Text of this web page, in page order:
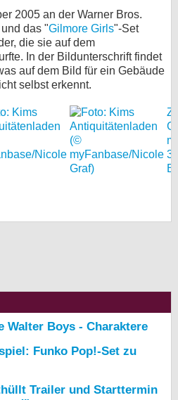
2005 an der Warner Bros.
das "Gilmore Girls"-Set
die sie auf dem
In der Bildunterschrift findet
auf dem Bild für ein Gebäude
selbst erkennt.
Walter Boys - Charaktere
Funko Pop!-Set zu
Trailer und Starttermin
bei X
bei Facebook
Kontakt
Nutzungsbedingungen
Datenschutz